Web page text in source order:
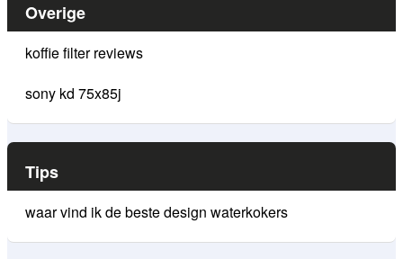
Overige
koffie filter reviews
sony kd 75x85j
Tips
waar vind ik de beste design waterkokers